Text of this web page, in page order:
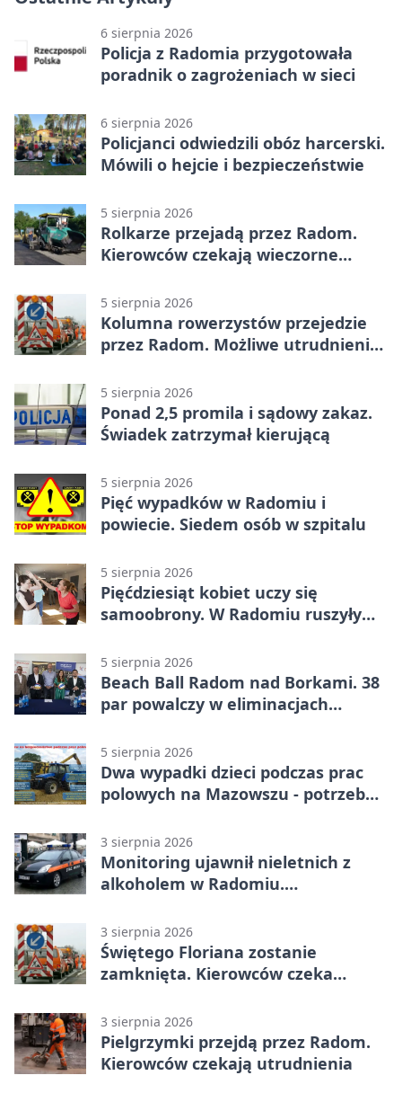
6 sierpnia 2026
Policja z Radomia przygotowała
poradnik o zagrożeniach w sieci
6 sierpnia 2026
Policjanci odwiedzili obóz harcerski.
Mówili o hejcie i bezpieczeństwie
5 sierpnia 2026
Rolkarze przejadą przez Radom.
Kierowców czekają wieczorne
5 sierpnia 2026
Kolumna rowerzystów przejedzie
przez Radom. Możliwe utrudnienia
5 sierpnia 2026
Ponad 2,5 promila i sądowy zakaz.
Świadek zatrzymał kierującą
5 sierpnia 2026
Pięć wypadków w Radomiu i
powiecie. Siedem osób w szpitalu
5 sierpnia 2026
Pięćdziesiąt kobiet uczy się
samoobrony. W Radomiu ruszyły
5 sierpnia 2026
Beach Ball Radom nad Borkami. 38
par powalczy w eliminacjach
5 sierpnia 2026
Dwa wypadki dzieci podczas prac
polowych na Mazowszu - potrzebna
3 sierpnia 2026
Monitoring ujawnił nieletnich z
alkoholem w Radomiu.
3 sierpnia 2026
Świętego Floriana zostanie
zamknięta. Kierowców czeka
3 sierpnia 2026
Pielgrzymki przejdą przez Radom.
Kierowców czekają utrudnienia